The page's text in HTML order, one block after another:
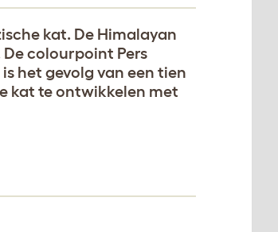
kat. De Himalayan
colourpoint Pers
het gevolg van een tien
kat te ontwikkelen met